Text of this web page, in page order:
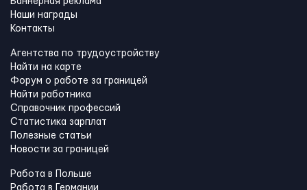
Наши награды
Контакты
Агентства по трудоустройству
Найти на карте
Форум о работе за границей
Найти работника
Справочник профессий
Статистика зарплат
Полезные статьи
Новости за границей
Работа в Польше
Работа в Германии